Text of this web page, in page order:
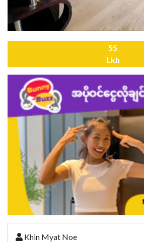
55
Lkh
Khin Myat Noe